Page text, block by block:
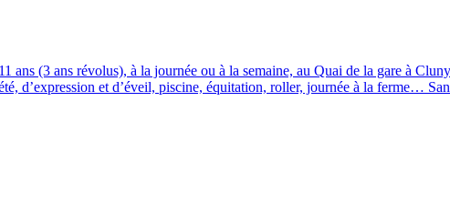
ans (3 ans révolus), à la journée ou à la semaine, au Quai de la gare à
d’expression et d’éveil, piscine, équitation, roller, journée à la ferme…